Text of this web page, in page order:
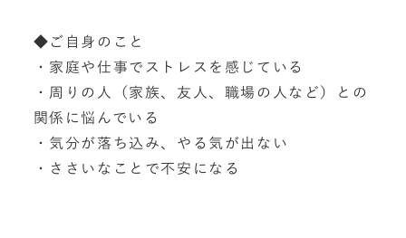
◆ご自身のこと
・家庭や仕事でストレスを感じている
・周りの人（家族、友人、職場の人など）との
関係に悩んでいる
・気分が落ち込み、やる気が出ない
・ささいなことで不安になる